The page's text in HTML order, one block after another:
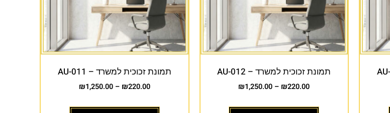
תמונת זכוכית למשרד – AU-012
₪220.00
–
₪1,250.00
תמונת זכוכית למשרד – AU-011
₪220.00
–
₪1,250.00